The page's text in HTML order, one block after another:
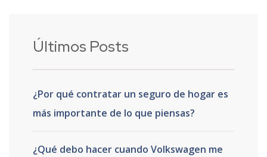
Últimos Posts
¿Por qué contratar un seguro de hogar es
más importante de lo que piensas?
¿Qué debo hacer cuando Volkswagen me